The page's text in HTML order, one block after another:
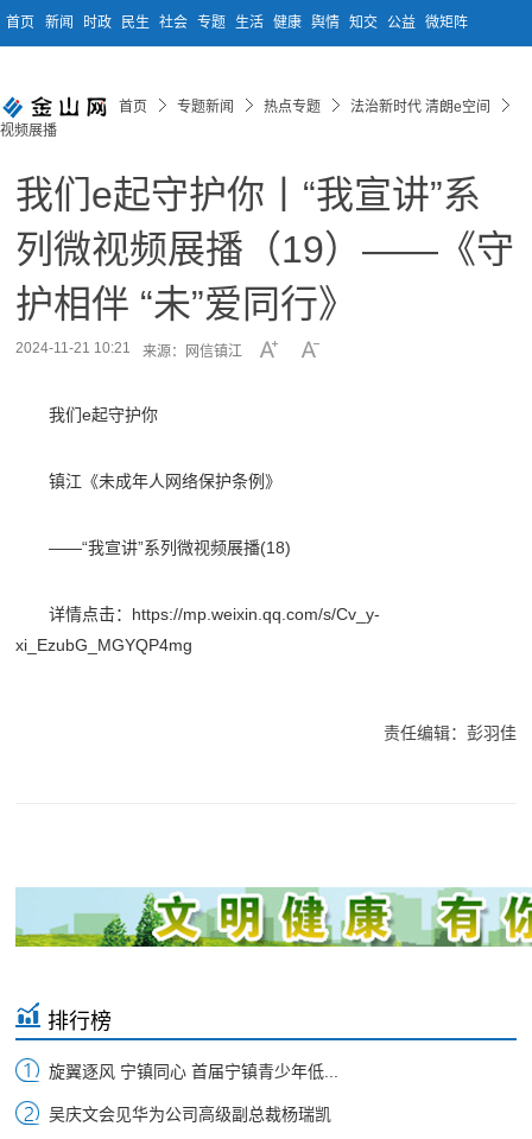
首页 新闻 时政 民生 社会 专题 生活 健康 舆情 知交 公益 微矩阵
首页 专题新闻 热点专题
法治新时代 清朗e空间
视频展播
我们e起守护你丨“我宣讲”系
列微视频展播（19）——《守
护相伴 “未”爱同行》
2024-11-21 10:21 来源：网信镇江
我们e起守护你
镇江《未成年人网络保护条例》
——“我宣讲”系列微视频展播(18)
详情点击：https://mp.weixin.qq.com/s/Cv_y-
xi_EzubG_MGYQP4mg
责任编辑：彭羽佳
排行榜
旋翼逐风 宁镇同心 首届宁镇青少年低...
吴庆文会见华为公司高级副总裁杨瑞凯